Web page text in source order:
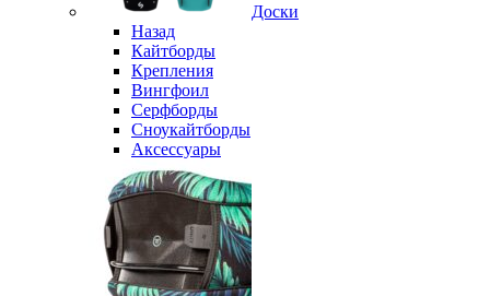
Доски
Назад
Кайтборды
Крепления
Вингфоил
Серфборды
Сноукайтборды
Аксессуары